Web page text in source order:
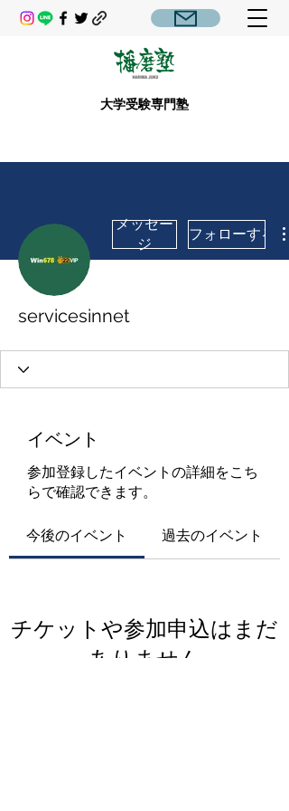
大学受験専門塾
メッセー
ジ
フォローする
servicesinnet
イベント
参加登録したイベントの詳細をこち
らで確認できます。
今後のイベント 過去のイベント
チケットや参加申込はまだ
ありません